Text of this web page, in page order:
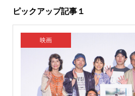
ピックアップ記事１
映画